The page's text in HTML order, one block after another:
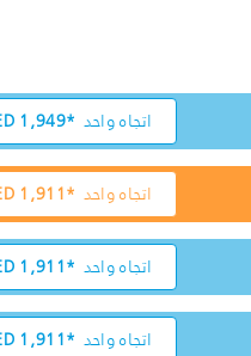
اتجاه واحد 1,949*
اتجاه واحد 1,911*
اتجاه واحد 1,911*
اتجاه واحد 1,911*